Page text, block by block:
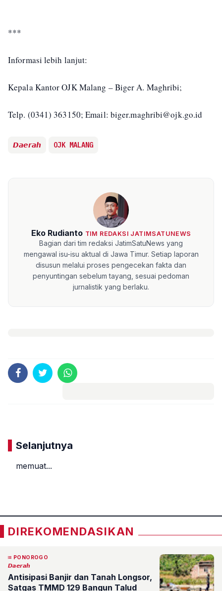
***
Informasi lebih lanjut:
Kepala Kantor OJK Malang – Biger A. Maghribi;
Telp. (0341) 363150; Email: biger.maghribi@ojk.go.id
𝘿𝙖𝙚𝙧𝙖𝙝 OJK MALANG
Eko Rudianto TIM REDAKSI JATIMSATUNEWS
Bagian dari tim redaksi JatimSatuNews yang
mengawal isu-isu aktual di Jawa Timur. Setiap laporan
disusun melalui proses pengecekan fakta dan
penyuntingan sebelum tayang, sesuai pedoman
jurnalistik yang berlaku.
Selanjutnya
memuat...
DIREKOMENDASIKAN
PONOROGO
𝘿𝙖𝙚𝙧𝙖𝙝
Antisipasi Banjir dan Tanah Longsor,
Satgas TMMD 129 Bangun Talud